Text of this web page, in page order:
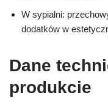
W sypialni:
dodatków w
Dane
produkcie